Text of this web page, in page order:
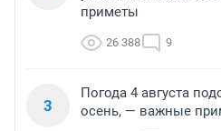
приметы
26 388 9
3
Погода 4 августа
осень, — важные